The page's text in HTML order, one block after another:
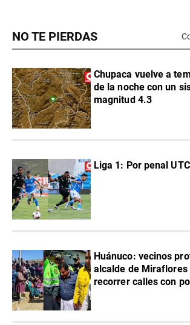
NO TE PIERDAS
Chupaca vuelve a
de la noche con un
magnitud 4.3
Liga 1: Por penal
Huánuco: vecinos
alcalde de Miraflores
recorrer calles con